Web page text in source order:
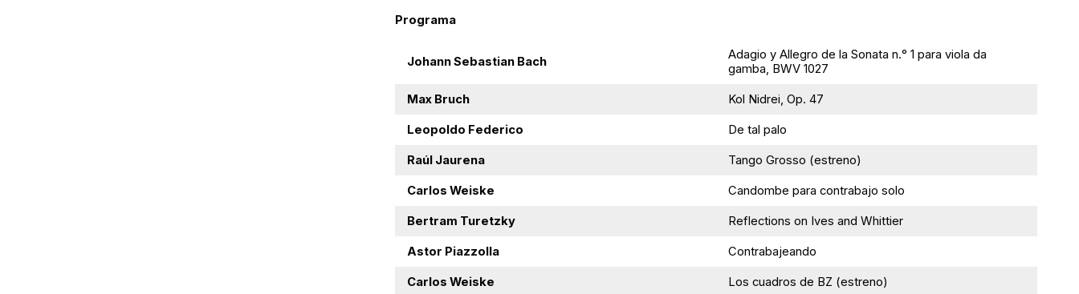
Programa
Johann Sebastian Bach
Adagio y Allegro de la Sonata n.° 1 para viola da
gamba, BWV 1027
Max Bruch Kol Nidrei, Op. 47
Leopoldo Federico De tal palo
Raúl Jaurena Tango Grosso (estreno)
Carlos Weiske Candombe para contrabajo solo
Bertram Turetzky Reflections on Ives and Whittier
Astor Piazzolla Contrabajeando
Carlos Weiske Los cuadros de BZ (estreno)